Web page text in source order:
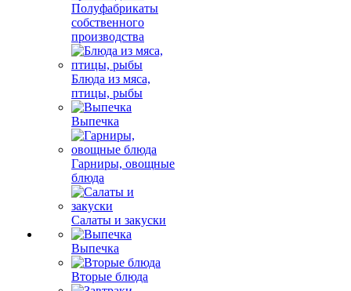
Полуфабрикаты
собственного
производства
Блюда из мяса,
птицы, рыбы
Выпечка
Гарниры, овощные
блюда
Салаты и закуски
Выпечка
Вторые блюда